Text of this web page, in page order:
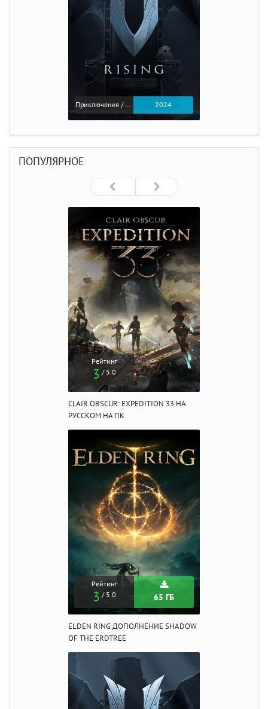
2024
ПОПУЛЯРНОЕ
Рейтинг
3 / 5.0
CLAIR OBSCUR: EXPEDITION 33 НА
РУССКОМ НА ПК
Рейтинг
3 / 5.0 65 ГБ
ELDEN RING ДОПОЛНЕНИЕ SHADOW
OF THE ERDTREE